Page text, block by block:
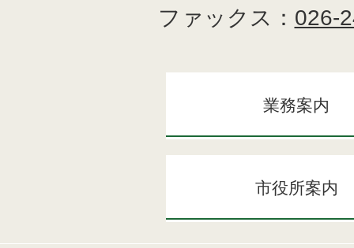
ファックス： 026-
業務案内
市役所案内